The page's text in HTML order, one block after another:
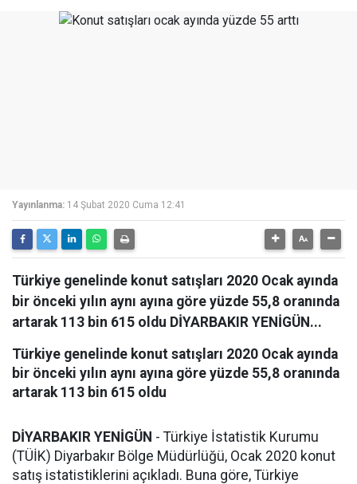
Yayınlanma: 14 Şubat 2020 Cuma 12:41
Türkiye genelinde konut satışları 2020 Ocak ayında
bir önceki yılın aynı ayına göre yüzde 55,8 oranında
artarak 113 bin 615 oldu DİYARBAKIR YENİGÜN...
Türkiye genelinde konut satışları 2020 Ocak ayında
bir önceki yılın aynı ayına göre yüzde 55,8 oranında
artarak 113 bin 615 oldu
DİYARBAKIR YENİGÜN - Türkiye İstatistik Kurumu
(TÜİK) Diyarbakır Bölge Müdürlüğü, Ocak 2020 konut
satış istatistiklerini açıkladı. Buna göre, Türkiye